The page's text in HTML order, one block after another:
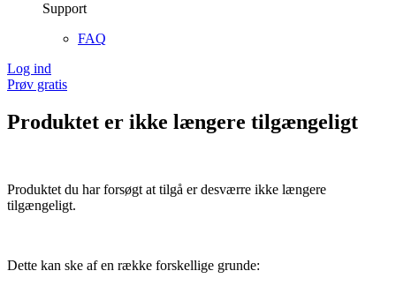
Support
FAQ
Log ind
Prøv gratis
Produktet er ikke længere tilgængeligt
Produktet du har forsøgt at tilgå er desværre ikke længere
tilgængeligt.
Dette kan ske af en række forskellige grunde: